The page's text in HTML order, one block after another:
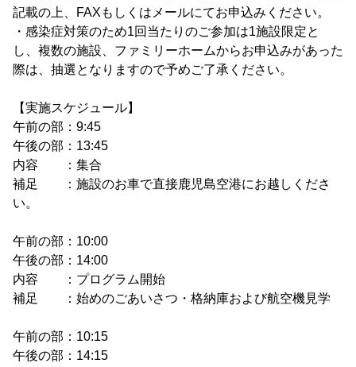
記載の上、FAXもしくはメールにてお申込みください。
・感染症対策のため1回当たりのご参加は1施設限定と
し、複数の施設、ファミリーホームからお申込みがあった
際は、抽選となりますので予めご了承ください。
【実施スケジュール】
午前の部：9:45
午後の部：13:45
内容 ：集合
補足 ：施設のお車で直接鹿児島空港にお越しくださ
い。
午前の部：10:00
午後の部：14:00
内容 ：プログラム開始
補足 ：始めのごあいさつ・格納庫および航空機見学
午前の部：10:15
午後の部：14:15